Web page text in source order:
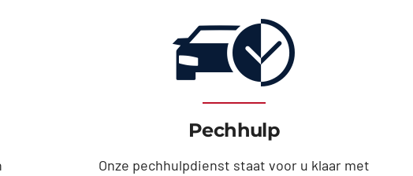
Pechhulp
Onze pechhulpdienst staat voor u klaar met